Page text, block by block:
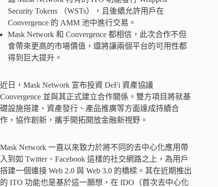
Security Tokens （WSTs），且後續允許用戶在
Convergence 的 AMM 池中進行交易。
Mask Network 和 Convergence 都相信，此次合作不但
會帶來更高的市場價值，還將讓兩個平台的可用性都
得到巨大提升。
近日，Mask Network 宣布投資 DeFi 資產協議
Convergence 並與其正式建立合作關係。雙方項目將就基
礎設施搭建、資產發行、產品推廣等方面達成持續合
作，協作創新，攜手開拓開放金融新視野。
Mask Network 一直以來致力於將不同的去中心化應用帶
入到如 Twitter、Facebook 這樣的社交網路之上，為用戶
搭建一個連接 Web 2.0 與 Web 3.0 的橋樑。其在近期推出
的 ITO 功能也是基於這一願想，在 IDO（首次去中心化